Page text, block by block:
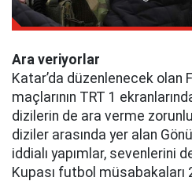
Ara veriyorlar
Katar’da düzenlenecek olan
maçlarının TRT 1
dizilerin de ara verme
diziler arasında yer alan
iddialı yapımlar, sevenlerini
Kupası futbol müsabakaları